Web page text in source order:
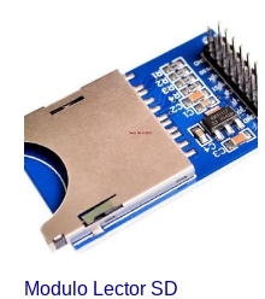
Modulo Lector SD